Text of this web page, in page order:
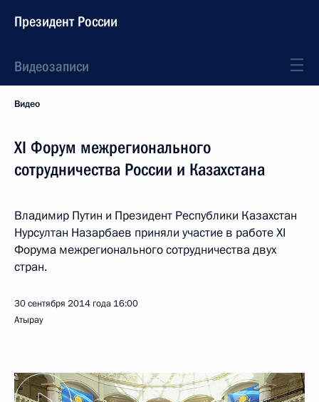
Президент России
Видеозаписи
Видео
XI Форум межрегионального
сотрудничества России и Казахстана
Владимир Путин и Президент Республики Казахстан
Нурсултан Назарбаев приняли участие в работе XI
Форума межрегионального сотрудничества двух
стран.
30 сентября 2014 года 16:00
Атырау